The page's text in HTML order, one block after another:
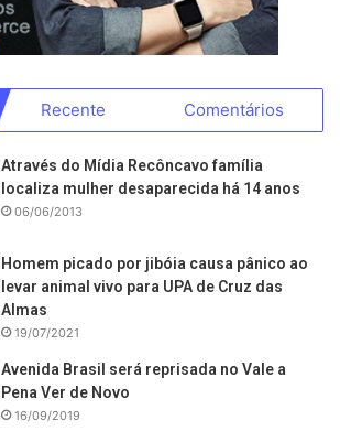
Recente Comentários
Através do Mídia Recôncavo família
localiza mulher desaparecida há 14 anos
06/06/2013
Homem picado por jibóia causa pânico ao
levar animal vivo para UPA de Cruz das
Almas
19/07/2021
Avenida Brasil será reprisada no Vale a
Pena Ver de Novo
16/09/2019